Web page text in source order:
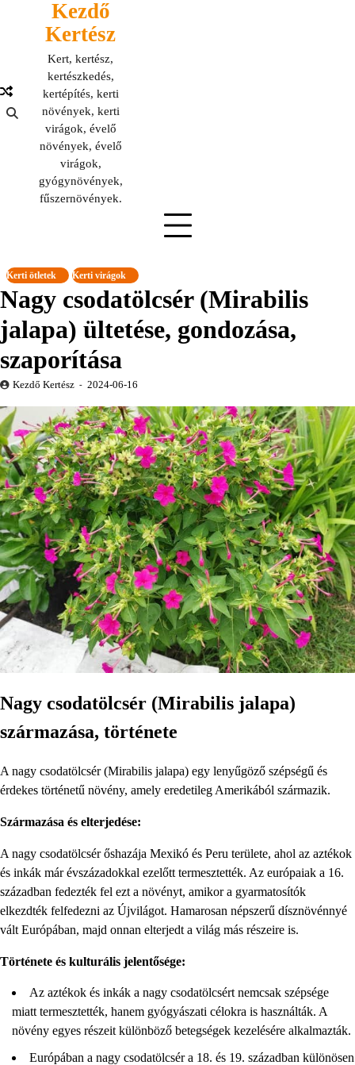
Kezdő
Kertész
Kert, kertész,
kertészkedés,
kertépítés, kerti
növények, kerti
virágok, évelő
növények, évelő
virágok,
gyógynövények,
fűszernövények.
Kerti ötletek Kerti virágok
Nagy csodatölcsér (Mirabilis
jalapa) ültetése, gondozása,
szaporítása
Kezdő Kertész 2024-06-16
Nagy csodatölcsér (Mirabilis jalapa)
származása, története
A nagy csodatölcsér (Mirabilis jalapa) egy lenyűgöző szépségű és
érdekes történetű növény, amely eredetileg Amerikából származik.
Származása és elterjedése:
A nagy csodatölcsér őshazája Mexikó és Peru területe, ahol az aztékok
és inkák már évszázadokkal ezelőtt termesztették. Az európaiak a 16.
században fedezték fel ezt a növényt, amikor a gyarmatosítók
elkezdték felfedezni az Újvilágot. Hamarosan népszerű dísznövénnyé
vált Európában, majd onnan elterjedt a világ más részeire is.
Története és kulturális jelentősége:
Az aztékok és inkák a nagy csodatölcsért nemcsak szépsége
miatt termesztették, hanem gyógyászati célokra is használták. A
növény egyes részeit különböző betegségek kezelésére alkalmazták.
Európában a nagy csodatölcsér a 18. és 19. században különösen